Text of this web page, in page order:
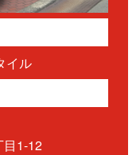
イル
目1-12